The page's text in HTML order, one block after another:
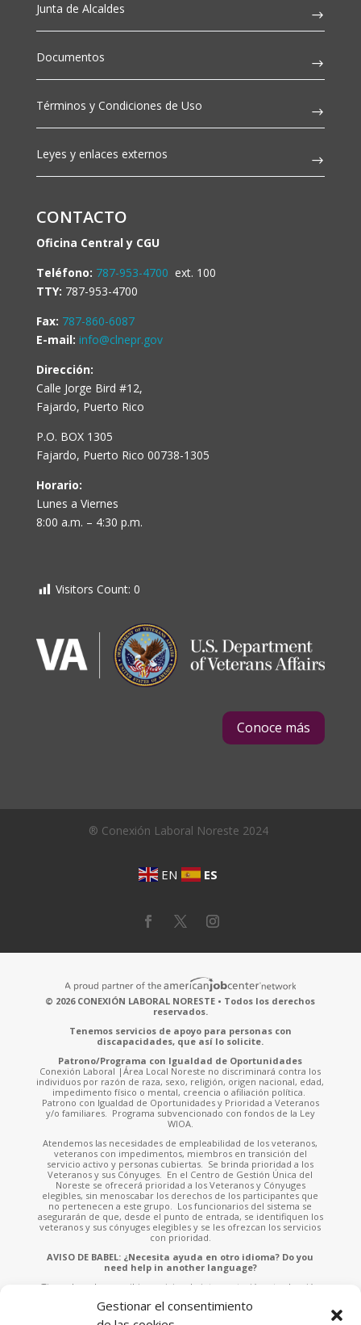
Gestionar el consentimiento
Junta de Alcaldes
Documentos
Términos y Condiciones de Uso
Leyes y enlaces externos
CONTACTO
Oficina Central y CGU
Teléfono: 787-953-4700 ext. 100
TTY: 787-953-4700
Fax: 787-860-6087
E-mail: info@clnepr.gov
Dirección:
Calle Jorge Bird #12,
Fajardo, Puerto Rico
P.O. BOX 1305
Fajardo, Puerto Rico 00738-1305
Horario:
Lunes a Viernes
8:00 a.m. – 4:30 p.m.
Visitors Count: 0
Conoce más
® Conexión Laboral Noreste 2024
EN ES
© 2026 CONEXIÓN LABORAL NORESTE • Todos los derechos
reservados.
Tenemos servicios de apoyo para personas con
discapacidades, que así lo solicite.
Patrono/Programa con Igualdad de Oportunidades
Conexión Laboral |Área Local Noreste no discriminará contra los
individuos por razón de raza, sexo, religión, origen nacional, edad,
impedimento físico o mental, creencia o afiliación política.
Patrono con Igualdad de Oportunidades y Prioridad a Veteranos
y/o familiares. Programa subvencionado con fondos de la Ley
WIOA.
Atendemos las necesidades de empleabilidad de los veteranos,
veteranos con impedimentos, miembros en transición del
servicio activo y personas cubiertas. Se brinda prioridad a los
Veteranos y sus Cónyuges. En el Centro de Gestión Única del
Noreste se ofrecerá prioridad a los Veteranos y Cónyuges
elegibles, sin menoscabar los derechos de los participantes que
no pertenecen a este grupo. Los funcionarios del sistema se
asegurarán de que, desde el punto de entrada, se identifiquen los
veteranos y sus cónyuges elegibles y se les ofrezcan los servicios
con prioridad.
AVISO DE BABEL: ¿Necesita ayuda en otro idioma? Do you
need help in another language?
Tiene derecho a recibir servicios de interpretación y traducción
empleados o llame al 787-953-4700 x.902 e indíquenos el idioma
que habla para asistirle. You have the right to receive free